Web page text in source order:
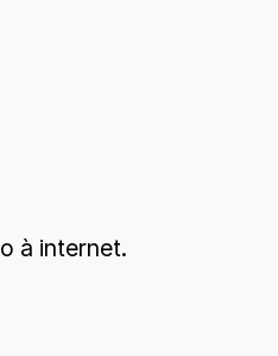
à internet.